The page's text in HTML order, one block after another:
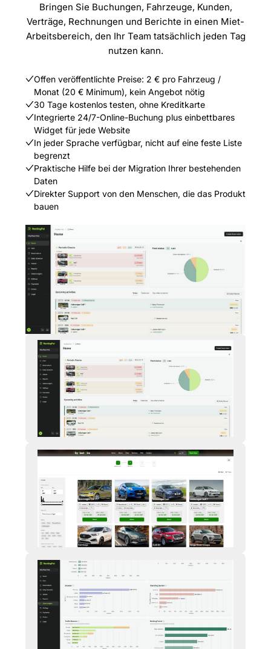
Bringen Sie Buchungen, Fahrzeuge, Kunden,
Verträge, Rechnungen und Berichte in einen Miet-
Arbeitsbereich, den Ihr Team tatsächlich jeden Tag
nutzen kann.
Offen veröffentlichte Preise: 2 € pro Fahrzeug /
Monat (20 € Minimum), kein Angebot nötig
30 Tage kostenlos testen, ohne Kreditkarte
Integrierte 24/7-Online-Buchung plus einbettbares
Widget für jede Website
In jeder Sprache verfügbar, nicht auf eine feste Liste
begrenzt
Praktische Hilfe bei der Migration Ihrer bestehenden
Daten
Direkter Support von den Menschen, die das Produkt
bauen